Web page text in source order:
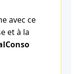
avec ce
et à la